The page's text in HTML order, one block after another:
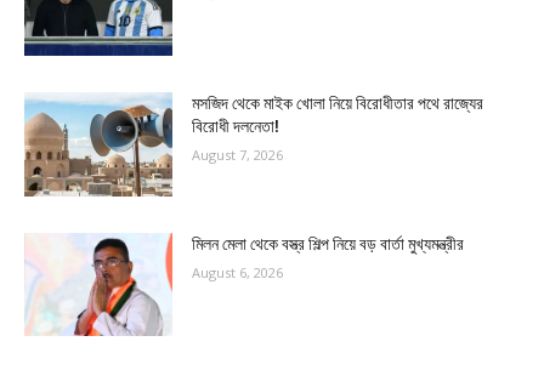
মসজিদ থেকে মাইক খোলা নিয়ে বিরোধীতার পথে রাজ্যের
বিরোধী দলনেতা!
August 7, 2026
মিলন মেলা থেকে বস্ত্র শিল্প নিয়ে বড় বার্তা মুখ্যমন্ত্রীর
August 6, 2026